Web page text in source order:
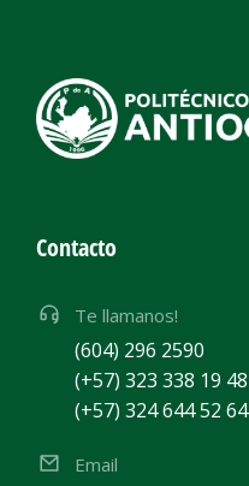
Contacto
Te llamanos!
(604) 296 2590
(+57) 323 338 19 48
(+57) 324 644 52 64
Email